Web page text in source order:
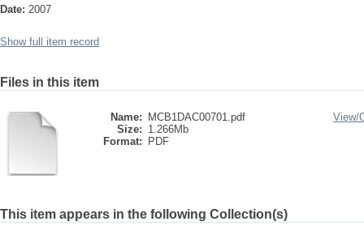
Date: 2007
Show full item record
Files in this item
Name:
MCB1DAC00701.pdf
Size: 1.266Mb
Format:
PDF
View/
This item appears in the following Collection(s)